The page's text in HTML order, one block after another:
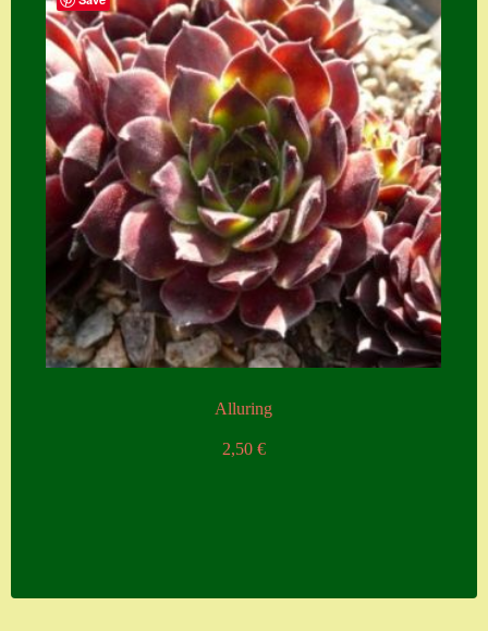
Alluring
2,50 €